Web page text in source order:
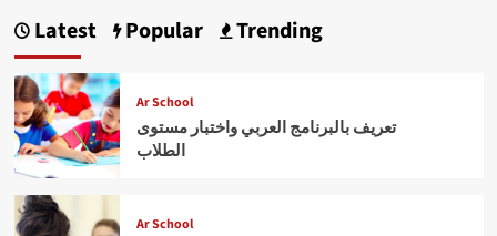
Latest Popular Trending
Ar School
تعريف بالبرنامج العربي واختبار مستوى
الطلاب
Ar School